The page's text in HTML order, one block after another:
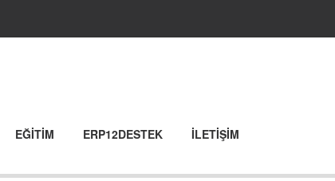
EĞİTİM ERP12DESTEK İLETİŞİM